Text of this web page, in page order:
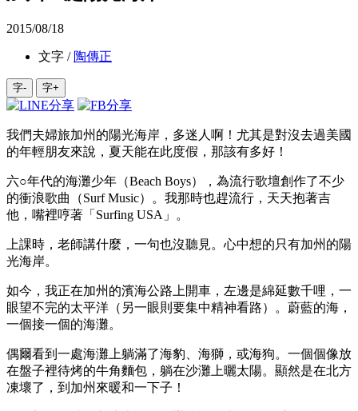
2015/08/18
文字 / 陶傳正
字- 字+
我們夫婦旅加州的陽光海岸，多迷人啊！尤其是對沒去過美國
的年輕朋友來說，夏天能在此度假，那該有多好！
六○年代的海灘少年（Beach Boys），為流行歌壇創作了不少
的衝浪歌曲（Surf Music）。我那時也趕流行，天天抱著吉
他，嘴裡哼著「Surfing USA」。
上課時，老師講什麼，一句也沒聽見。心中想的只有加州的陽
光海岸。
如今，我正在加州的濱海公路上開車，左邊是綿延數千哩，一
眼望不完的太平洋（另一眼則要集中精神看路）。蔚藍的海，
一個接一個的海灘。
偶爾看到一處海灘上躺滿了海豹、海獅，或海狗。一個個像放
在盤子裡待烤的牛角麵包，躺在沙灘上曬太陽。顯然是在北方
凍壞了，到加州來暖和一下子！